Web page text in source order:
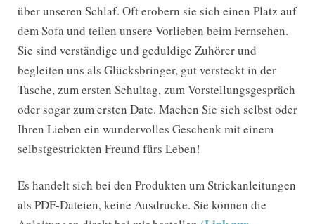
über unseren Schlaf. Oft erobern sie sich einen Platz auf
dem Sofa und teilen unsere Vorlieben beim Fernsehen.
Sie sind verständige und geduldige Zuhörer und
begleiten uns als Glücksbringer, gut versteckt in der
Tasche, zum ersten Schultag, zum Vorstellungsgespräch
oder sogar zum ersten Date. Machen Sie sich selbst oder
Ihren Lieben ein wundervolles Geschenk mit einem
selbstgestrickten Freund fürs Leben!
Es handelt sich bei den Produkten um Strickanleitungen
als PDF-Dateien, keine Ausdrucke. Sie können die